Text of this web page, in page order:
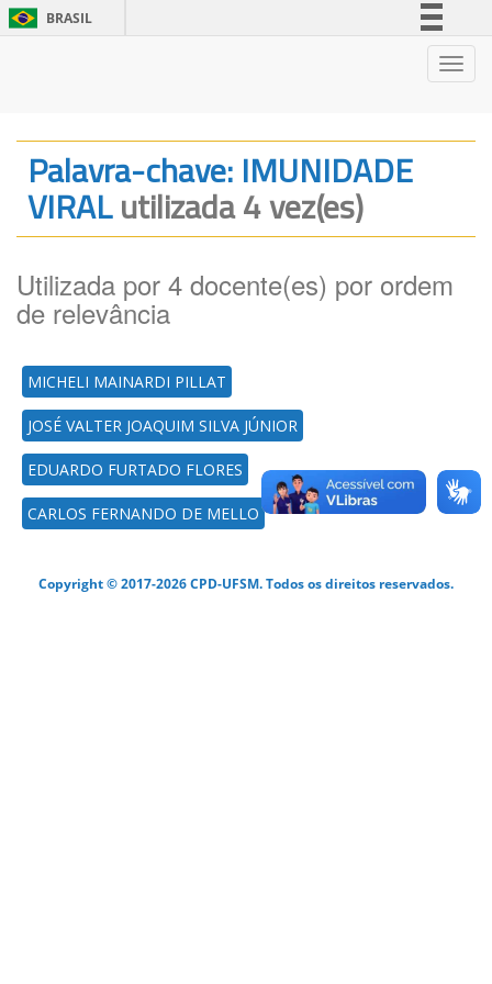
BRASIL
Legislação
Canais
Palavra-chave: IMUNIDADE
VIRALutilizada 4 vez(es)
Utilizada por 4 docente(es) por ordem
de relevância
MICHELI MAINARDI PILLAT
JOSÉ VALTER JOAQUIM SILVA JÚNIOR
EDUARDO FURTADO FLORES
CARLOS FERNANDO DE MELLO
Copyright © 2017-2026 CPD-UFSM. Todos os direitos reservados.